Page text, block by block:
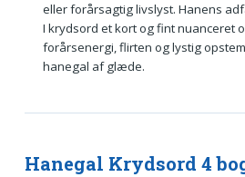
eller forårsagtig livslyst. Hanens
I krydsord et kort og fint nuanceret
forårsenergi, flirten og lystig
hanegal af glæde.
Hanegal Krydsord 4